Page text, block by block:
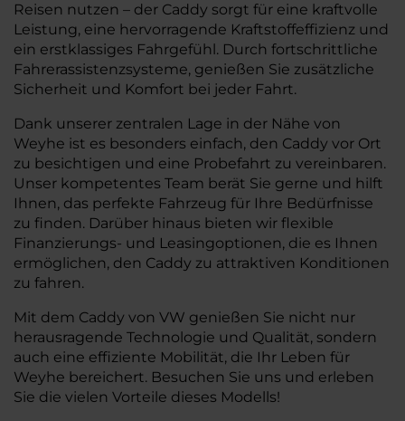
Reisen nutzen – der Caddy sorgt für eine kraftvolle
Leistung, eine hervorragende Kraftstoffeffizienz und
ein erstklassiges Fahrgefühl. Durch fortschrittliche
Fahrerassistenzsysteme, genießen Sie zusätzliche
Sicherheit und Komfort bei jeder Fahrt.
Dank unserer zentralen Lage in der Nähe von
Weyhe ist es besonders einfach, den Caddy vor Ort
zu besichtigen und eine Probefahrt zu vereinbaren.
Unser kompetentes Team berät Sie gerne und hilft
Ihnen, das perfekte Fahrzeug für Ihre Bedürfnisse
zu finden. Darüber hinaus bieten wir flexible
Finanzierungs- und Leasingoptionen, die es Ihnen
ermöglichen, den Caddy zu attraktiven Konditionen
zu fahren.
Mit dem Caddy von VW genießen Sie nicht nur
herausragende Technologie und Qualität, sondern
auch eine effiziente Mobilität, die Ihr Leben für
Weyhe bereichert. Besuchen Sie uns und erleben
Sie die vielen Vorteile dieses Modells!